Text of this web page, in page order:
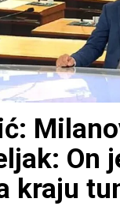
On
kraju